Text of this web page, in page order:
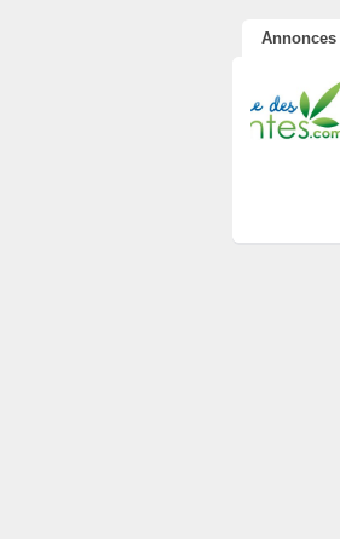
Annonces